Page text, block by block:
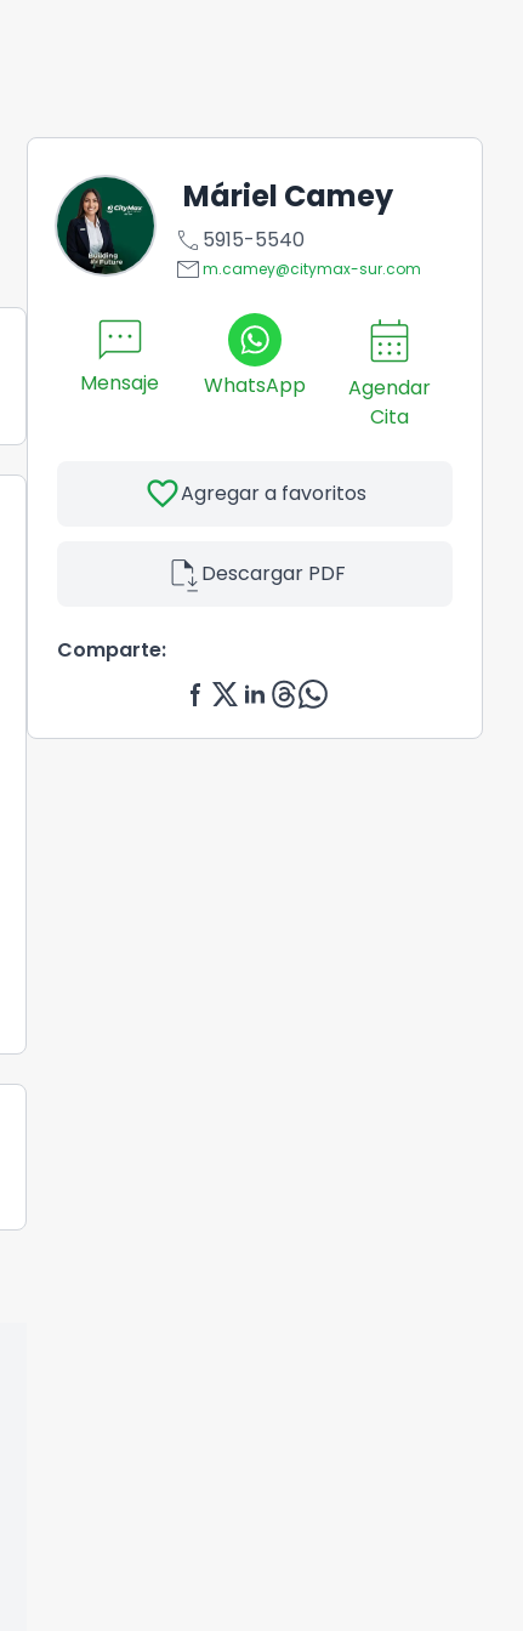
Máriel Camey
call 5915-5540
emailm.camey@citymax-sur.com
sms
Mensaje WhatsApp
calendar_month
Agendar
Cita
favoriteAgregar a favoritos
file_saveDescargar PDF
Comparte: